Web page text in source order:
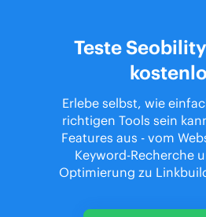
Teste
Erlebe selbst, wie
richtigen Tools sein
Features aus - vom
Keyword-Recherche
Optimierung zu